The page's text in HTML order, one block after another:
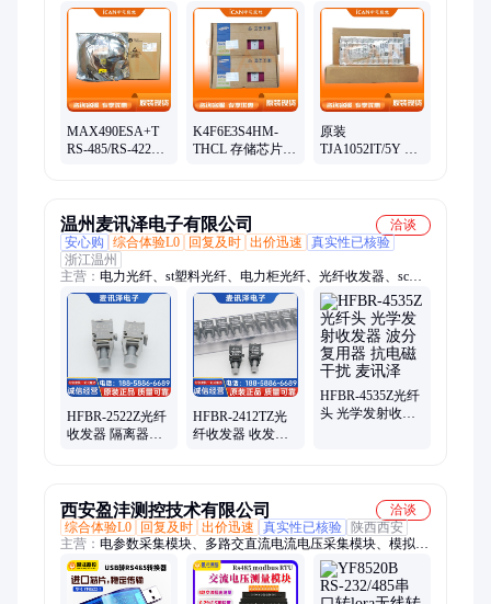
电源芯片、接口芯片、时钟芯片、存储芯片、以太网控制芯片、
射频芯片、转换芯片、ADI亚德诺、XILINX/赛灵思、可编程逻
辑器件、DSP数字信号处理器、中科芯、阿尔特拉、恩智浦、ST
意法、中微爱芯、芯科、三星存储
MAX490ESA+T
RS-485/RS-422收
K4F6E3S4HM-
THCL 存储芯片
原装
TJA1052IT/5Y 接
温州麦讯泽电子有限公司
洽谈
安心购
综合体验L0 回复及时 出价迅速
真实性已核验
浙江温州
主营： 电力光纤、st塑料光纤、电力柜光纤、光纤收发器、sc光
纤连接器、4511对接器法兰、安华高光纤接头、传感器光纤、三
菱eska光纤、pmma塑料光纤、双工光纤4511z、m6反射型光纤、
变频光纤跳线、国产塑料光纤、高压变频光纤、光纤跳线
tocp155、avago安华高光纤、大芯径光纤跳线、sma塑料光纤跳
线、安华高塑料光纤、1521Z光纤、工控塑料光纤、三菱伺服光
纤、TOCP200光纤、工控光纤跳线
HFBR-2522Z光纤
收发器 隔离器芯
HFBR-2412TZ光
纤收发器 收发接
HFBR-4535Z光纤
头 光学发射收发
西安盈沣测控技术有限公司
洽谈
综合体验L0
回复及时 出价迅速 真实性已核验
陕西西安
主营： 电参数采集模块、多路交直流电流电压采集模块、模拟量
采集模块、模拟量输出模块、开关量输入输出模块